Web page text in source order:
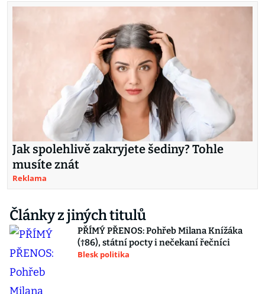
Jak spolehlivě zakryjete šediny? Tohle
musíte znát
Reklama
Články z jiných titulů
PŘÍMÝ PŘENOS: Pohřeb Milana Knížáka
(†86), státní pocty i nečekaní řečníci
Blesk politika